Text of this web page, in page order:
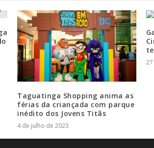
Taguatinga Shopping anima as
férias da criançada com parque
inédito dos Jovens Titãs
4 de julho de 2023